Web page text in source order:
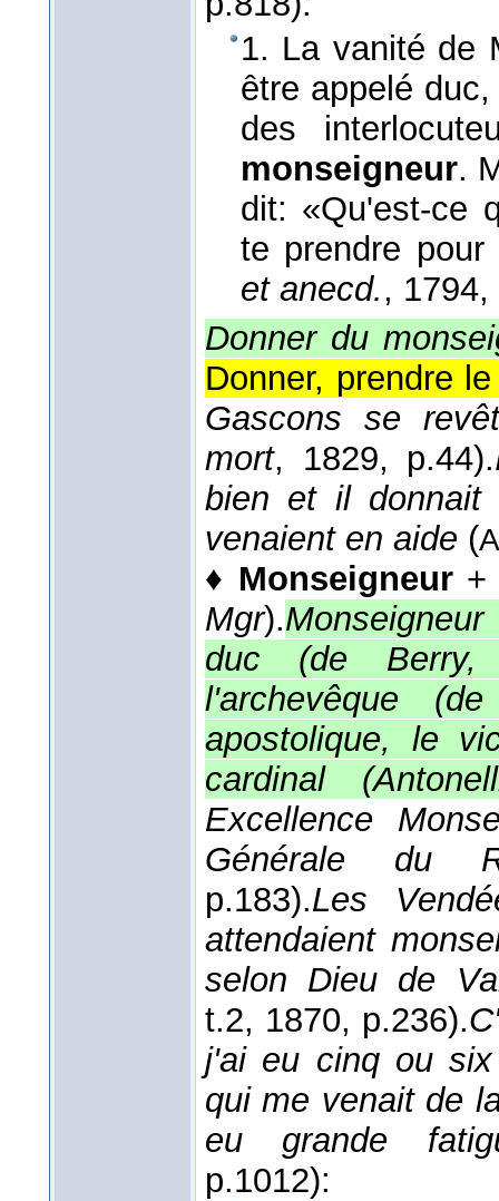
1. La vanité de
être appelé
des
monseigneur.
dit: «Qu'est-ce
te prendre
et anecd., 1794,
Donner du
Donner, prendre
Gascons se
mort, 1829, p.44).
bien et il donnait
venaient en aide (
♦ Monseigneur +
Mgr).
duc (de Berry,
l'archevêque
apostolique, le
cardinal
Excellence
Générale du
p.183).Les
attendaient
selon Dieu de
t.2, 1870, p.236).
j'ai eu cinq ou
qui me venait de
eu grande
p.1012):